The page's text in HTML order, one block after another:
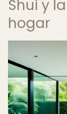
Shui y
hogar